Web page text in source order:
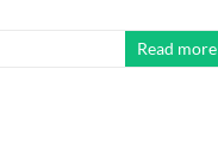
Read more